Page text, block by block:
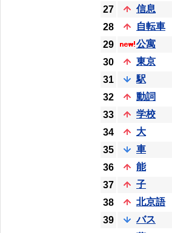
27
信息
28
自転車
29
公寓
30
東京
31
駅
32
動詞
33
学校
34
大
35
車
36
能
37
子
38
北京語
39
バス